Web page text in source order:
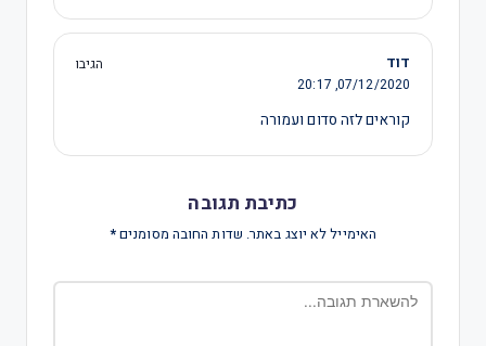
דוד
הגיבו
07/12/2020,
20:17
קוראים לזה סדום ועמורה
כתיבת תגובה
האימייל לא יוצג באתר. שדות החובה מסומנים*